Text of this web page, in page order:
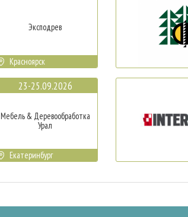
Эксподрев
Красноярск
23-25.09.2026
Мебель & Деревообработка
Урал
Екатеринбург